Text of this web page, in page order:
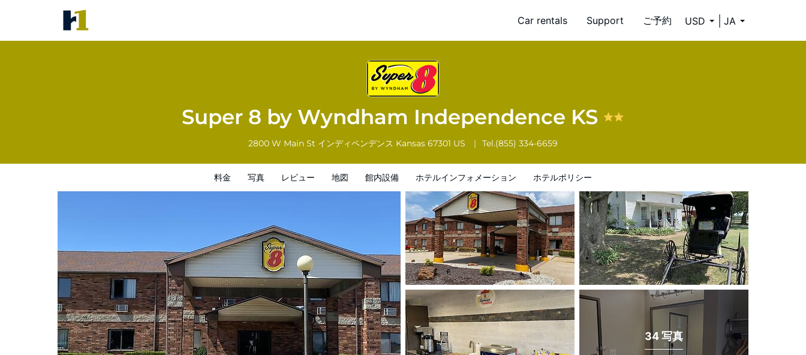
Car rentals Support ご予約 USD JA
Super 8 by Wyndham Independence KS
2800 W Main St インディペンデンス Kansas 67301 US Tel.(855) 334-6659
料金 写真 レビュー 地図 館内設備 ホテルインフォメーション ホテルポリシー
34 写真